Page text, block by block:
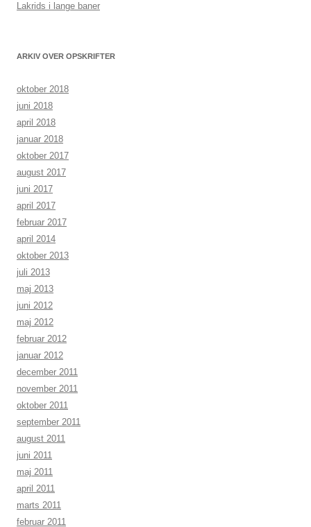
Lakrids i lange baner
ARKIV OVER OPSKRIFTER
oktober 2018
juni 2018
april 2018
januar 2018
oktober 2017
august 2017
juni 2017
april 2017
februar 2017
april 2014
oktober 2013
juli 2013
maj 2013
juni 2012
maj 2012
februar 2012
januar 2012
december 2011
november 2011
oktober 2011
september 2011
august 2011
juni 2011
maj 2011
april 2011
marts 2011
februar 2011